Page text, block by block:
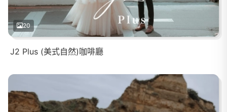
20
J2 Plus (美式自然)咖啡廳